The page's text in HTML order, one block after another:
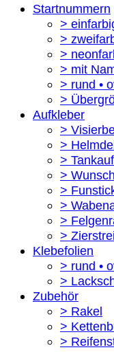
Startnummern
>
>
>
> mit
> rund •
>
Aufkleber
>
>
>
>
>
>
>
>
Klebefolien
> rund •
>
Zubehör
> Rakel
>
>